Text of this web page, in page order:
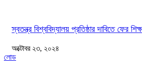
স্বতন্ত্র বিশ্ববিদ্যালয় প্রতিষ্ঠার দাবিতে ফের
অক্টোবর ২৩, ২০২৪
লোড